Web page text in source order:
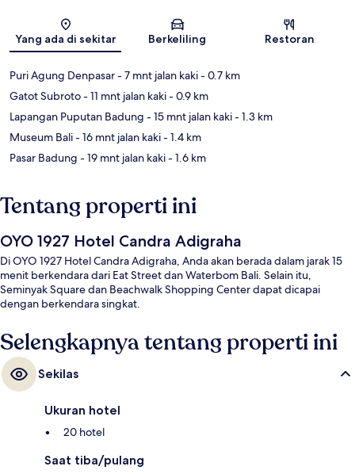
Peta
Yang ada di sekitar Berkeliling Restoran
Puri Agung Denpasar- 7 mnt jalan kaki- 0.7 km
Gatot Subroto- 11 mnt jalan kaki- 0.9 km
Lapangan Puputan Badung - 15 mnt jalan kaki- 1.3 km
Museum Bali- 16 mnt jalan kaki- 1.4 km
Pasar Badung - 19 mnt jalan kaki- 1.6 km
Tentang properti ini
OYO 1927 Hotel Candra Adigraha
Di OYO 1927 Hotel Candra Adigraha, Anda akan berada dalam jarak 15
menit berkendara dari Eat Street dan Waterbom Bali. Selain itu,
Seminyak Square dan Beachwalk Shopping Center dapat dicapai
dengan berkendara singkat.
Selengkapnya tentang properti ini
Sekilas
Ukuran hotel
20 hotel
Saat tiba/pulang